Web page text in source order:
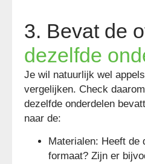
3. Bevat de
dezelfde
Je wil natuurlijk wel
vergelijken. Check
dezelfde onderdelen
naar de:
Materialen: Heeft de
formaat? Zijn er